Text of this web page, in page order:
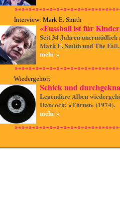
Interview: Mark E. Smith
«Fussball ist für
Seit 34 Jahren unermüdlich
Mark E. Smith und The
mehr »
Wiedergehört
Schick und
Legendäre Alben
Hancock: «Thrust» (1974).
mehr »